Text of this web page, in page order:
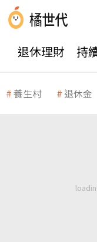
退休理財 持
養生村 退休金